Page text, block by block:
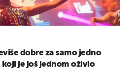
dobre za samo jedno
je još jednom oživio